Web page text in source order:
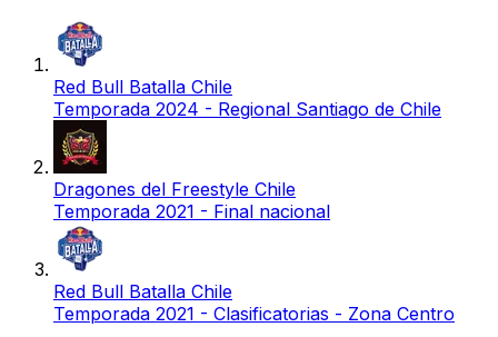
Red Bull Batalla Chile
Temporada 2024 - Regional Santiago de Chile
Dragones del Freestyle Chile
Temporada 2021 - Final nacional
Red Bull Batalla Chile
Temporada 2021 - Clasificatorias - Zona Centro